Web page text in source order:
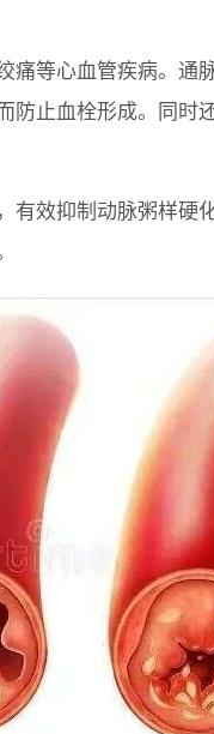
痛等心血管疾病。通
防止血栓形成。同时
有效抑制动脉粥样硬